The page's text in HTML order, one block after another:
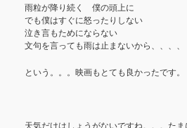
雨粒が降り続く 僕の頭上に
でも僕はすぐに怒ったりしない
泣き言もためにならない
文句を言っても雨は止まないから、、、、
という。。。映画もとても良かったです。
天気だけはしょうがないですね。。。た